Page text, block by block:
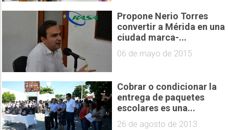
Propone Nerio Torres
convertir a Mérida en una
ciudad marca-...
06 de mayo de 2015
Cobrar o condicionar la
entrega de paquetes
escolares es una...
26 de agosto de 2013